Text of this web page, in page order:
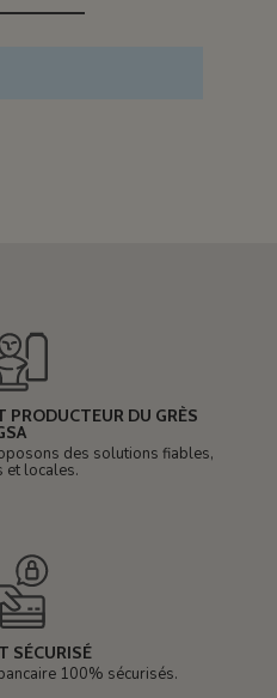
PRODUCTEUR DU GRÈS
des solutions fiables,
et locales.
SÉCURISÉ
100% sécurisés.